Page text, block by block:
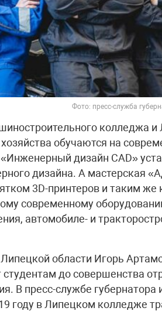
Фото: пресс-служба
колледжа
обучаются на
дизайн САD»
дизайна. А мастерская
3D-принтеров и таким
современному
автомобиле- и
области Игорь
до совершенства
В пресс-службе губернатора
году в Липецком колледже